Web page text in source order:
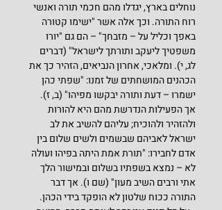
נוחלים בארץ, יגדלו מהם חכמי תורה ואנשי
רוח התורה. וכך אלה אשר "ישימו קטורה
באפך וכליל על – מזבחך" – הם גם "יורו
משפטיך ליעקב ותורתך לישראל" (דברים
לג, י). ומלאכי, אחרון הנביאים, הזהיר כך את
הכהנים המושחתים של זמנו: "שפתי כהן
ישמרו – דעת ותורה יבקשו מפיהו" (ב, ז).
אך הפעילות הנדרשת מהם היא להורות
ולהזהיר ולהוכיח; עליהם להשיב את לב
ישראל לאביהם שבשמים ולשים שלום בין
אדם לחבירו: "תורת אמת היתה בפיהו ועולה
לא – נמצא בשפתיו בשלום ובמישור הלך
אתי ורבים השיב מעון" (שם ו). אך דבר
התורה ככוח שלטון לא הופקד בידי הכהן.